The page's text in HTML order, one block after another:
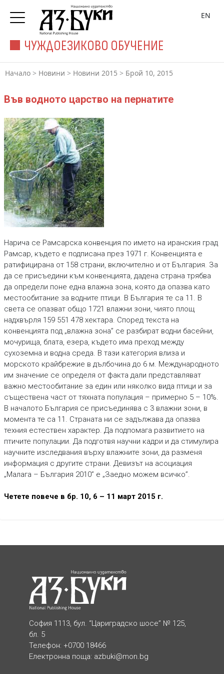
ЧУЖДОЕЗИКОВО ОБУЧЕНИЕ
EN
Начало > Новини > Новини 2015 > Брой 10, 2015
Във водното царство на пернатите
Нарича се Рамсарска конвенция по името на иранския град
Рамсар, където е подписана през 1971 г. Конвенцията е
ратифицирана от 158 страни, включително и от България. За
да се присъедини към конвенцията, дадена страна трябва
да определи поне една влажна зона, която да опазва като
местообитание за водните птици. В България те са 11. В
света се опазват общо 1721 влажни зони, чиято площ
надхвърля 159 551 478 хектара. Според текста на
конвенцията под „влажна зона” се разбират водни басейни,
мочурища, блата, езера, където има преход между
сухоземна и водна среда. В тази категория влиза и
морското крайбрежие в дълбочина до 6 м. Международното
им значение се определя от факта дали представляват
важно местообитание за един или няколко вида птици и за
съществена част от тяхната популация – примерно 5 – 10%.
В началото България се присъединява с 3 влажни зони, в
момента те са 11. Страната ни се задължава да опазва
техния естествен характер. Да подпомага развитието на
птичите популации. Да подготвя научни кадри и да стимулира
научните изследвания върху влажните зони, да разменя
информация с другите страни. Девизът на асоциация
„Малага – България 2010” е „Заедно можем всичко”.
Четете повече в бр. 10, 6 – 11 март 2015 г.
София 1113, бул. “Цариградско шосе” № 125,
бл. 5
Телефон: +0700 18466
Електронна поща: azbuki@mon.bg